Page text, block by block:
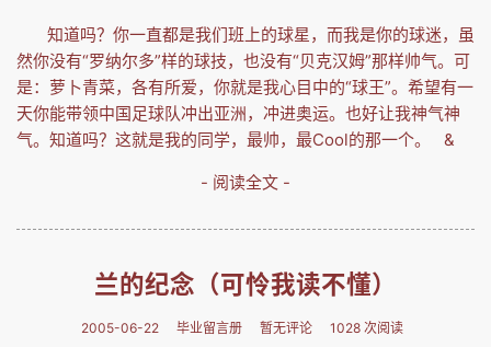
知道吗？你一直都是我们班上的球星，而我是你的球迷，虽
然你没有“罗纳尔多”样的球技，也没有“贝克汉姆”那样帅气。可
是：萝卜青菜，各有所爱，你就是我心目中的“球王”。希望有一
天你能带领中国足球队冲出亚洲，冲进奥运。也好让我神气神
气。知道吗？这就是我的同学，最帅，最Cool的那一个。 &
- 阅读全文 -
兰的纪念（可怜我读不懂）
2005-06-22 毕业留言册 暂无评论 1028 次阅读